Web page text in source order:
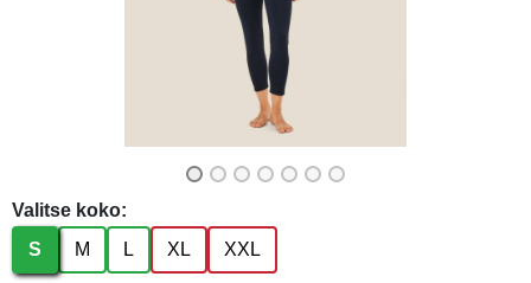
Valitse koko:
S
M L XL XXL